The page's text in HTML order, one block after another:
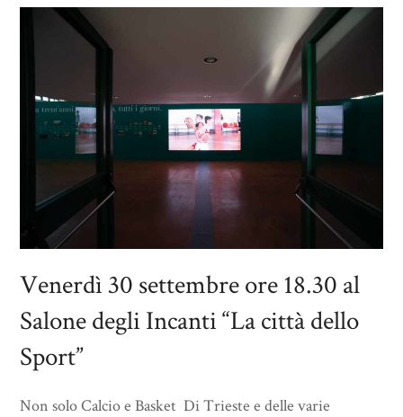
Venerdì 30 settembre ore 18.30 al
Salone degli Incanti “La città dello
Sport”
Non solo Calcio e Basket Di Trieste e delle varie